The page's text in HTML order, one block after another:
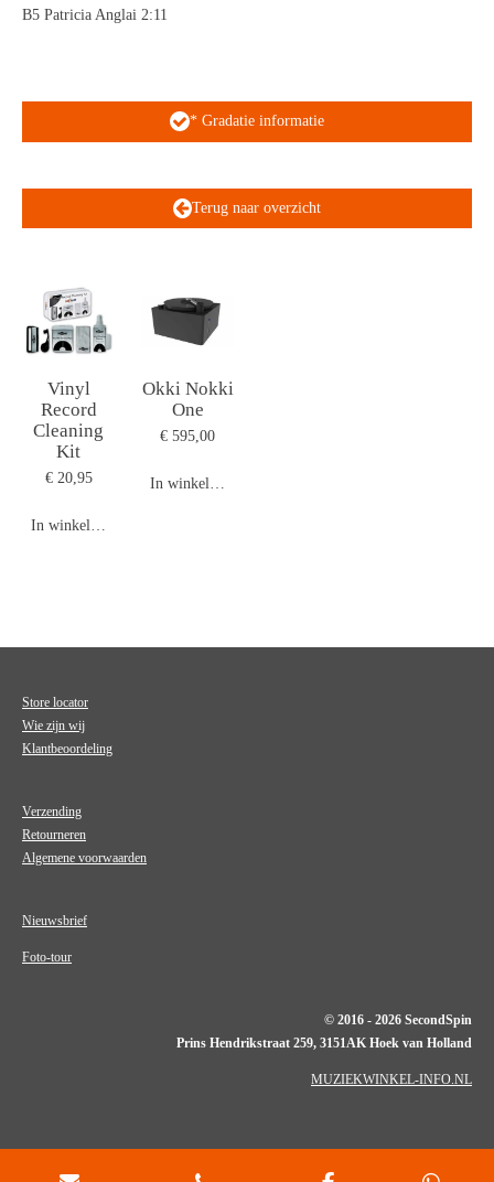
B5 Patricia Anglai 2:11
* Gradatie informatie
Terug naar overzicht
Vinyl
Record
Cleaning
Kit
€ 20,95
In winkelwagen
Okki Nokki
One
€ 595,00
In winkelwagen
Store locator
Wie zijn wij
Klantbeoordeling
Verzending
Retourneren
Algemene voorwaarden
Nieuwsbrief
Foto-tour
© 2016 - 2026 SecondSpin
Prins Hendrikstraat 259, 3151AK Hoek van Holland
MUZIEKWINKEL-INFO.NL